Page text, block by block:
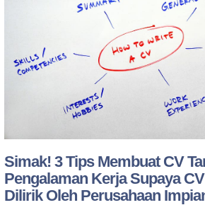
Simak! 3 Tips Membuat CV
Pengalaman Kerja Supaya
Dilirik Oleh Perusahaan